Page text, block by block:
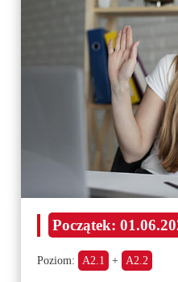
Początek:
Poziom: A2.1 + A2.2